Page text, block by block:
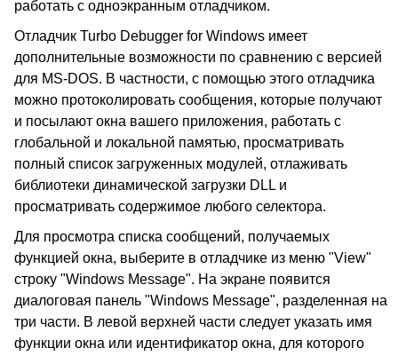
работать с одноэкранным отладчиком.
Отладчик Turbo Debugger for Windows имеет
дополнительные возможности по сравнению с версией
для MS-DOS. В частности, с помощью этого отладчика
можно протоколировать сообщения, которые получают
и посылают окна вашего приложения, работать с
глобальной и локальной памятью, просматривать
полный список загруженных модулей, отлаживать
библиотеки динамической загрузки DLL и
просматривать содержимое любого селектора.
Для просмотра списка сообщений, получаемых
функцией окна, выберите в отладчике из меню "View"
строку "Windows Message". На экране появится
диалоговая панель "Windows Message", разделенная на
три части. В левой верхней части следует указать имя
функции окна или идентификатор окна, для которого